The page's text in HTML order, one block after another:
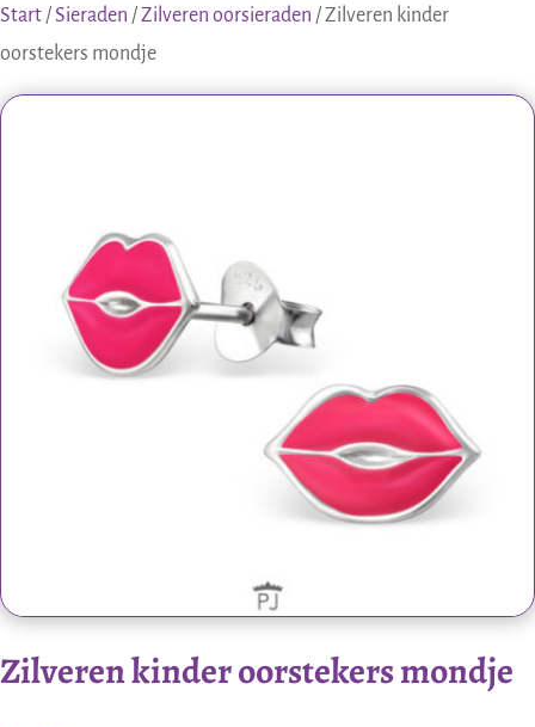
Start /Sieraden /Zilveren oorsieraden / Zilveren kinder
oorstekers mondje
Zilveren kinder oorstekers mondje